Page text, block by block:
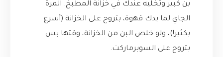
بن كبير وتخليه عندك في خزانة المطبخ. المرة
الجاي لما بدك قهوة، بتروح على الخزانة (أسرع
بكثير!)، ولو خلص البن من الخزانة، وقتها بس
بتروح على السوبرماركت.